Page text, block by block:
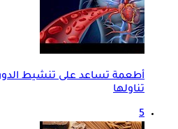
أطعمة تساعد على تنشيط
تناولها
5